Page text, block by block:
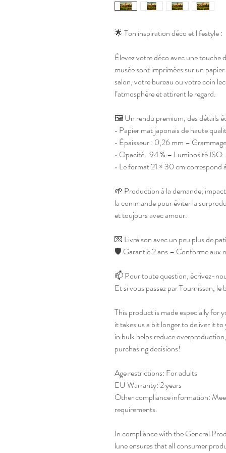
🌟 Ton inspiration déco et lifestyle :
Élevez votre déco avec une
musée sont imprimées sur un
salon, votre bureau ou votre coin
l’atmosphère et attirent le regard.
🖼️ Un rendu premium, des détails
• Papier mat japonais de haute
• Épaisseur : 0,26 mm –
• Opacité : 94 % – Luminosité
• Le format 21 × 30 cm correspond
🌱 Production à la demande,
la commande pour éviter la
et toujours avec amour.
💌 Livraison avec un peu plus de
🛡️ Garantie 2 ans – Conforme aux
📫 Pour toute question, écrivez-
Et si vous passez par Tournissan,
This product is made especially for
it takes us a bit longer to deliver it
in bulk helps reduce
purchasing decisions!
Age restrictions: For adults
EU Warranty: 2 years
Other compliance information:
requirements.
In compliance with the General
lune ensures that all consumer